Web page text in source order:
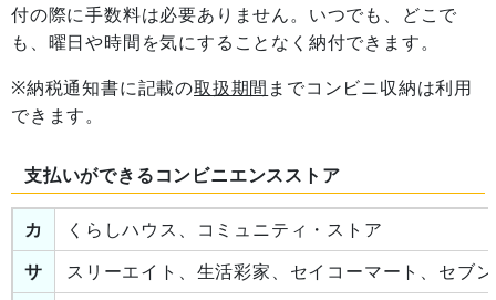
付の際に手数料は必要ありません。いつでも、どこで
も、曜日や時間を気にすることなく納付できます。
※納税通知書に記載の取扱期間 までコンビニ収納は利用
できます。
支払いができるコンビニエンスストア
カ
くらしハウス、コミュニティ・ストア
サ
スリーエイト、生活彩家、セイコーマート、セブ